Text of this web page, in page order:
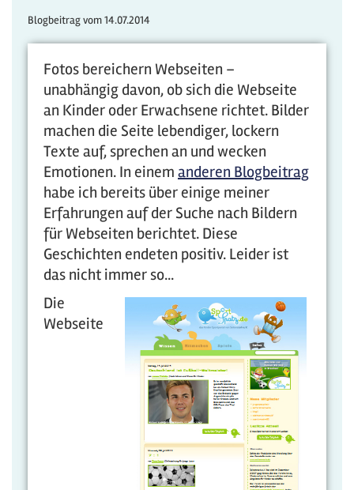
Blogbeitrag vom14.07.2014
Fotos bereichern Webseiten –
unabhängig davon, ob sich die Webseite
an Kinder oder Erwachsene richtet. Bilder
machen die Seite lebendiger, lockern
Texte auf, sprechen an und wecken
Emotionen. In einem anderen Blogbeitrag
habe ich bereits über einige meiner
Erfahrungen auf der Suche nach Bildern
für Webseiten berichtet. Diese
Geschichten endeten positiv. Leider ist
das nicht immer so...
Die
Webseite